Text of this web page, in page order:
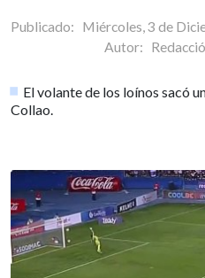
Publicado: Miércoles, 3 de
Autor:
El volante de los loínos sacó
Collao.